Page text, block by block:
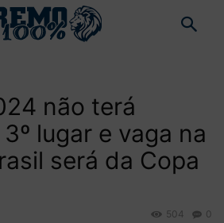
não terá
lugar e vaga na
será da Copa
0
504